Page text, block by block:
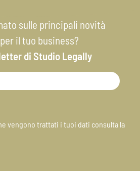
sulle principali novità
il tuo business?
di Studio Legally
vengono trattati i tuoi dati consulta la